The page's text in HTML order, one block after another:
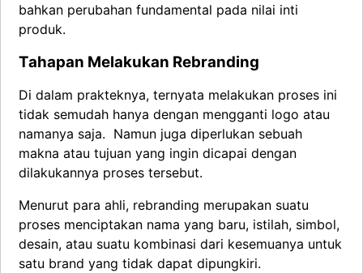
bahkan perubahan fundamental pada nilai inti
produk.
Tahapan Melakukan Rebranding
Di dalam prakteknya, ternyata melakukan proses ini
tidak semudah hanya dengan mengganti logo atau
namanya saja. Namun juga diperlukan sebuah
makna atau tujuan yang ingin dicapai dengan
dilakukannya proses tersebut.
Menurut para ahli, rebranding merupakan suatu
proses menciptakan nama yang baru, istilah, simbol,
desain, atau suatu kombinasi dari kesemuanya untuk
satu brand yang tidak dapat dipungkiri.